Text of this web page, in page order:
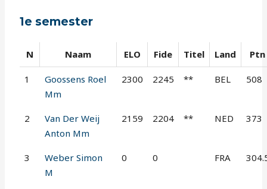
1e semester
N Naam ELO Fide Titel Land Ptn
1
Goossens Roel
Mm
2300 2245 ** BEL 508
2
Van Der Weij
Anton Mm
2159 2204 ** NED 373
3
Weber Simon
M
0 0 FRA